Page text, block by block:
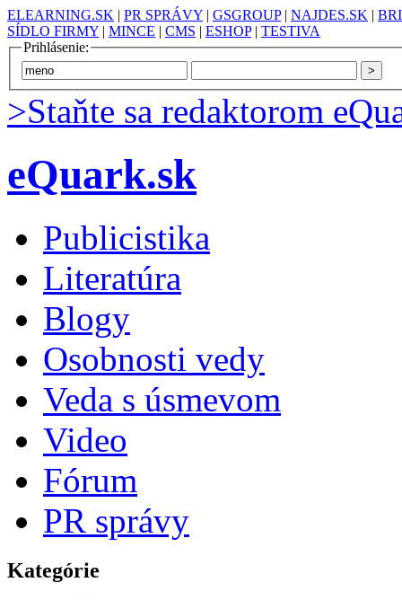
ELEARNING.SK | PR SPRÁVY | GSGROUP| NAJDES.SK |
SÍDLO FIRMY | MINCE | CMS | ESHOP| TESTIVA
Prihlásenie:
>Staňte sa redaktorom
eQuark.sk
Publicistika
Literatúra
Blogy
Osobnosti vedy
Veda s úsmevom
Video
Fórum
PR správy
Kategórie